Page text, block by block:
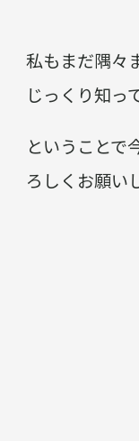
私もまだ隅々
じっくり知っ
ということで
ろしくお願い